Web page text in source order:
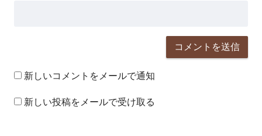
新しいコメントをメールで通知
新しい投稿をメールで受け取る